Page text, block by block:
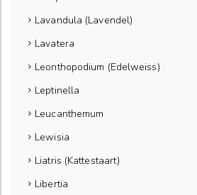
Lavandula (Lavendel)
Lavatera
Leonthopodium (Edelweiss)
Leptinella
Leucanthemum
Lewisia
Liatris (Kattestaart)
Libertia